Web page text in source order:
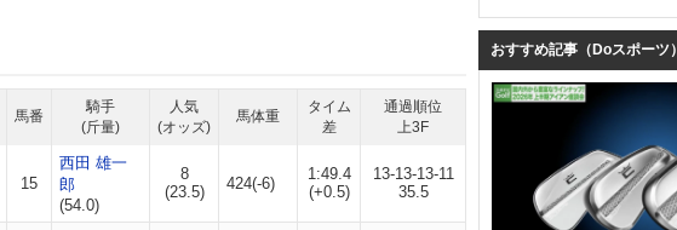
馬番
騎手
(斤量)
人気
(オッズ)
馬体重
タイム
差
通過順位
上3F
15
西田 雄一
郎
(54.0)
8
(23.5)
424(-6)
1:49.4
(+0.5)
13-13-13-11
35.5
おすすめ記事（Doスポーツ）